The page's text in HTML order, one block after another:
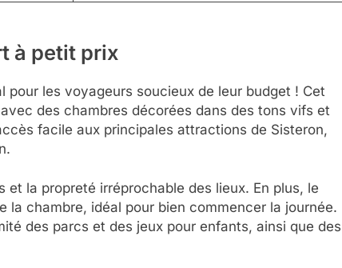
à petit prix
pour les voyageurs soucieux de leur budget ! Cet
des chambres décorées dans des tons vifs et
facile aux principales attractions de Sisteron,
la propreté irréprochable des lieux. En plus, le
chambre, idéal pour bien commencer la journée.
des parcs et des jeux pour enfants, ainsi que des